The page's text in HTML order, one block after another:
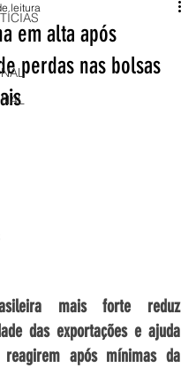
em alta após
perdas nas bolsas
leitura
mais forte reduz
das exportações e ajuda
reagirem após mínimas da